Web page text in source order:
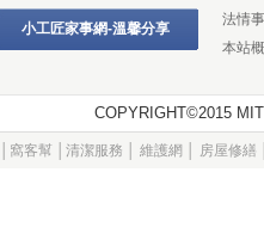
小工匠家事網-溫馨分享
法情
本站
COPYRIGHT©2015
窩客幫 清潔服務 維護網 房屋修繕